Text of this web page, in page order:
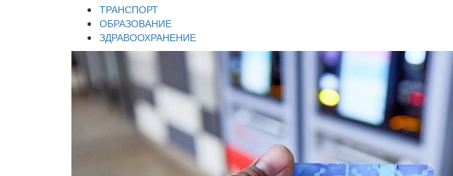
ТРАНСПОРТ
ОБРАЗОВАНИЕ
ЗДРАВООХРАНЕНИЕ